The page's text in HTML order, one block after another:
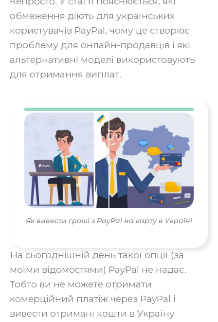
обмеження діють для українських
користувачів PayPal, чому це створює
проблему для онлайн-продавців і які
альтернативні моделі використовують
для отримання виплат.
Як вивести гроші з PayPal на карту в Україні
На сьогоднішній день такої опції (за
моїми відомостями) PayPal не надає.
Тобто ви не можете отримати
комерційний платіж через PayPal і
вивести отримані кошти в Україну